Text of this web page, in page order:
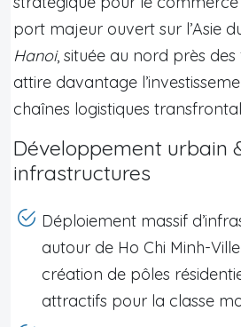
port majeur ouvert sur l’Asie
Hanoi, située au nord près
attire davantage
chaînes logistiques
Développement urbain
infrastructures
Déploiement massif
autour de Ho Chi Minh-
création de pôles
attractifs pour la classe